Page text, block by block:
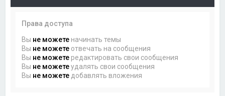
Права доступа
Вы не можете начинать темы
Вы не можете отвечать на сообщения
Вы не можете редактировать свои сообщения
Вы не можетеудалять свои сообщения
Вы не можете добавлять вложения